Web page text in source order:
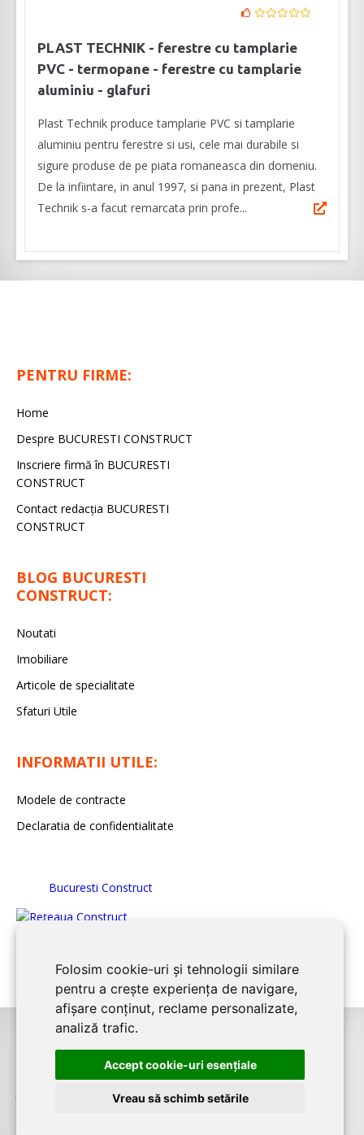
Folosim cookie-uri și tehnologii similare
pentru a crește experiența de navigare,
afișare conținut, reclame personalizate,
analiză trafic.
Accept cookie-uri esenţiale
Vreau să schimb setările
PLAST TECHNIK - ferestre cu tamplarie
PVC - termopane - ferestre cu tamplarie
aluminiu - glafuri
Plast Technik produce tamplarie PVC si tamplarie
aluminiu pentru ferestre si usi, cele mai durabile si
sigure produse de pe piata romaneasca din domeniu.
De la infiintare, in anul 1997, si pana in prezent, Plast
Technik s-a facut remarcata prin profe...
PENTRU FIRME:
Home
Despre BUCURESTI CONSTRUCT
Inscriere firmă în BUCURESTI
CONSTRUCT
Contact redacţia BUCURESTI
CONSTRUCT
BLOG BUCURESTI
CONSTRUCT:
Noutati
Imobiliare
Articole de specialitate
Sfaturi Utile
INFORMATII UTILE:
Modele de contracte
Declaratia de confidentialitate
Bucuresti Construct
BUCURESTI CONSTRUCTeste un serviciu de promovare online
pentru firme. Proiect digital dezvoltat deLIVE COMMUNICATIONS SRL
J12/4191/2006, RO19492087